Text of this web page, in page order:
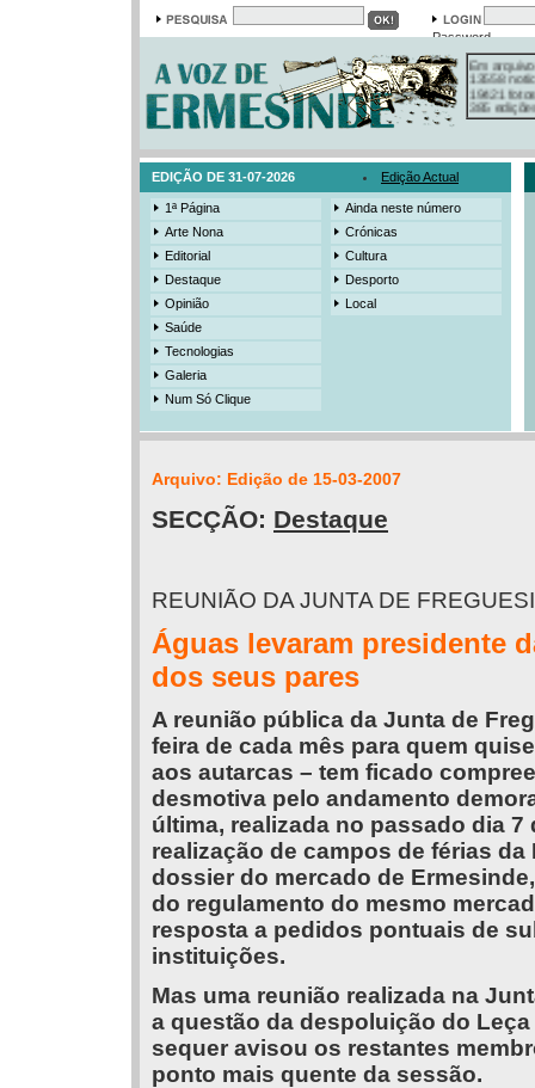
Password
13558
19421
385
3206
525
EDIÇÃO DE 31-07-2026 Edição Actual
1ª Página
Arte Nona
Editorial
Destaque
Opinião
Saúde
Tecnologias
Galeria
Num Só Clique
Ainda neste número
Crónicas
Cultura
Desporto
Local
Arquivo: Edição de 15-03-2007
SECÇÃO: Destaque
REUNIÃO DA JUNTA DE
Águas levaram presidente
dos seus pares
A reunião pública da Junta de
feira de cada mês para quem
aos autarcas – tem ficado
desmotiva pelo andamento
última, realizada no passado dia
realização de campos de férias
dossier do mercado de
do regulamento do mesmo
resposta a pedidos pontuais de
instituições.
Mas uma reunião realizada na
a questão da despoluição do
sequer avisou os restantes
ponto mais quente da sessão.